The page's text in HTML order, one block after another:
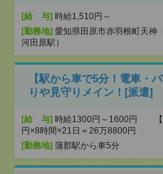
[給 与] 時給1,510円～
[勤務地] 愛知県田原市赤羽根町天神
河田原駅）
【駅から車で5分！電車・
りや見守りメイン！[派遣]
[給 与] 時給1300円～1600円 【
円×8時間×21日＝26万8800円
[勤務地] 蒲郡駅から車5分